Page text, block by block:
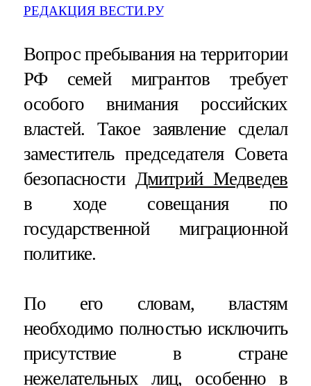
РЕДАКЦИЯ ВЕСТИ.РУ
Вопрос пребывания на территории
РФ семей мигрантов требует
особого внимания российских
властей. Такое заявление сделал
заместитель председателя Совета
безопасности Дмитрий Медведев
в ходе совещания по
государственной миграционной
политике.
По его словам, властям
необходимо полностью исключить
присутствие в стране
нежелательных лиц, особенно в